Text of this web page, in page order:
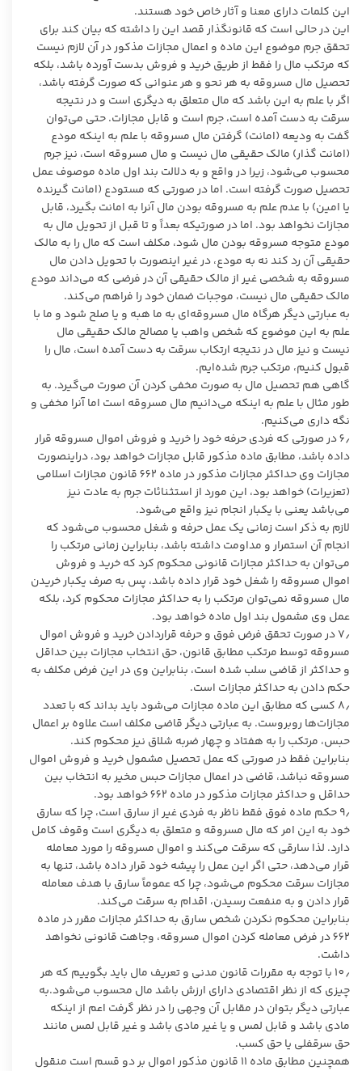
این کلمات دارای معنا و آثار خاص خود هستند.‏
این در حالی است که قانونگذار قصد این را داشته که بیان کند برای
تحقق جرم موضوع این ماده و اعمال مجازات مذکور در آن لازم نیست
که مرتکب مال را فقط از طریق خرید و فروش بدست آورده باشد، بلکه
تحصیل مال مسروقه به هر نحو و هر عنوانی که صورت گرفته باشد،
اگر با علم به این باشد که مال متعلق به دیگری است و در نتیجه
سرقت به دست آمده است، جرم است و قابل مجازات. حتی می‌توان
گفت به ودیعه (امانت) گرفتن مال مسروقه با علم به اینکه مودع
(امانت گذار) مالک حقیقی مال نیست و مال مسروقه است، نیز جرم
محسوب می‌شود، زیرا در واقع و به دلالت بند اول ماده موصوف عمل
تحصیل صورت گرفته است. اما در صورتی که مستودع (امانت گیرنده
یا امین) با عدم علم به مسروقه بودن مال آنرا به امانت بگیرد، قابل
مجازات نخواهد بود. اما در صورتیکه بعداً و تا قبل از تحویل مال به
مودع متوجه مسروقه بودن مال شود، مکلف است که مال را به مالک
حقیقی آن رد کند نه به مودع، در غیر اینصورت با تحویل دادن مال
مسروقه به شخصی غیر از مالک حقیقی آن در فرضی که می‌داند مودع
مالک حقیقی مال نیست، موجبات ضمان خود را فراهم می‌کند.‏
به عبارتی دیگر هرگاه مال مسروقه‌ای به ما هبه و یا صلح شود و ما با
علم به این موضوع که شخص واهب یا مصالح مالک حقیقی مال
نیست و نیز مال در نتیجه ارتکاب سرقت به دست آمده است، مال را
قبول کنیم، مرتکب جرم شده‌ایم.
گاهی هم تحصیل مال به صورت مخفی کردن آن صورت می‌گیرد. به
طور مثال با علم به اینکه می‌دانیم مال مسروقه است اما آنرا مخفی و
نگه داری می‌کنیم.‏
‏6٫ در صورتی که فردی حرفه خود را خرید و فروش اموال مسروقه قرار
داده باشد، مطابق ماده مذکور قابل مجازات خواهد بود، دراینصورت
مجازات وی حداکثر مجازات مذکور در ماده 662 قانون مجازات اسلامی
(تعزیرات) خواهد بود، این مورد از استثنائات جرم به عادت نیز
می‌باشد یعنی با یکبار انجام نیز واقع می‌شود.
لازم به ذکر است زمانی یک عمل حرفه و شغل محسوب می‌شود که
انجام آن استمرار و مداومت داشته باشد، بنابراین زمانی مرتکب را
می‌توان به حداکثر مجازات قانونی محکوم کرد که خرید و فروش
اموال مسروقه را شغل خود قرار داده باشد، پس به صرف یکبار خریدن
مال مسروقه نمی‌توان مرتکب را به حداکثر مجازات محکوم کرد، بلکه
عمل وی مشمول بند اول ماده خواهد بود.
7٫ در صورت تحقق فرض فوق و حرفه قراردادن خرید و فروش اموال
مسروقه توسط مرتکب مطابق قانون، حق انتخاب مجازات بین حداقل
و حداکثر از قاضی سلب شده است، بنابراین وی در این فرض مکلف به
حکم دادن به حداکثر مجازات است.‏
‏8٫ کسی که مطابق این ماده مجازات می‌شود باید بداند که با تعدد
مجازات‌ها روبروست. به عبارتی دیگر قاضی مکلف است علاوه بر اعمال
حبس، مرتکب را به هفتاد و چهار ضربه شلاق نیز محکوم کند.
بنابراین فقط در صورتی که عمل تحصیل مشمول خرید و فروش اموال
مسروقه نباشد، قاضی در اعمال مجازات حبس مخیر به انتخاب بین
حداقل و حداکثر مجازات مذکور در ماده 662 خواهد بود.
9٫ حکم ماده فوق فقط ناظر به فردی غیر از سارق است، چرا که سارق
خود به این امر که مال مسروقه و متعلق به دیگری است وقوف کامل
دارد. لذا سارقی که سرقت می‌کند و اموال مسروقه را مورد معامله
قرار می‌دهد، حتی اگر این عمل را پیشه خود قرار داده باشد، تنها به
مجازات سرقت محکوم می‌شود، چرا که عموماً سارق با هدف معامله
قرار دادن و به منفعت رسیدن، اقدام به سرقت می‌کند.‏
بنابراین محکوم نکردن شخص سارق به حداکثر مجازات مقرر در ماده
662 در فرض معامله کردن اموال مسروقه، وجاهت قانونی نخواهد
داشت.
10٫ با توجه به مقررات قانون مدنی و تعریف مال باید بگوییم که هر
چیزی که از نظر اقتصادی دارای ارزش باشد مال محسوب می‌شود.به
عبارتی دیگر بتوان در مقابل آن وجهی را در نظر گرفت اعم از اینکه
مادی باشد و قابل لمس و یا غیر مادی باشد و غیر قابل لمس مانند
حق سرقفلی یا حق کسب.
همچنین مطابق ماده 11 قانون مذکور اموال بر دو قسم است منقول